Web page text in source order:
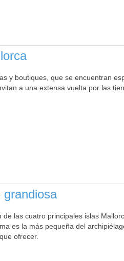
y boutiques, que se encuentran
a una extensa vuelta por las
grandiosa
de las cuatro principales islas
es la más pequeña del
ofrecer.